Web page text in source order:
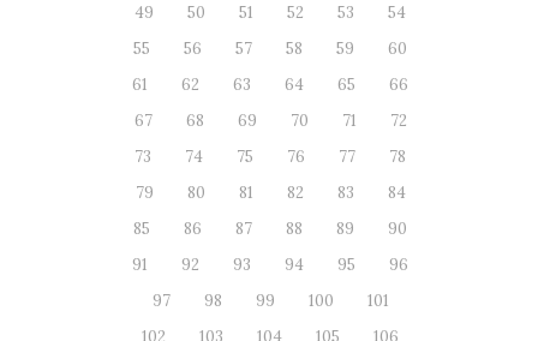
49
50 51 52 53
54
55
56 57 58 59
60
61
62 63 64 65
66
67
68 69 70 71
72
73
74 75 76 77
78
79
80 81 82 83
84
85
86 87 88 89
90
91
92 93 94 95
96
97
98 99 100
101
102
103 104 105
106